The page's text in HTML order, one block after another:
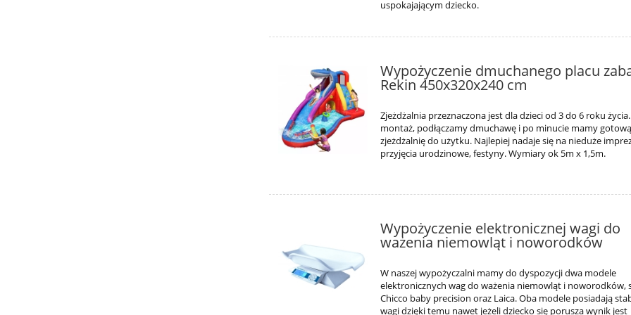
uspokajającym dziecko.
Wypożyczenie dmuchanego placu
Rekin 450x320x240 cm
Zjeżdżalnia przeznaczona jest dla dzieci od 3 do 6 roku
montaż, podłączamy dmuchawę i po minucie mamy
zjeżdżalnię do użytku. Najlepiej nadaje się na nieduże
przyjęcia urodzinowe, festyny. Wymiary ok 5m x 1,5m.
Wypożyczenie elektronicznej wagi do
ważenia niemowląt i noworodków
W naszej wypożyczalni mamy do dyspozycji dwa modele
elektronicznych wag do ważenia niemowląt i noworodków,
Chicco baby precision oraz Laica. Oba modele posiadają
wagi dzięki temu nawet jeżeli dziecko się porusza wynik jest